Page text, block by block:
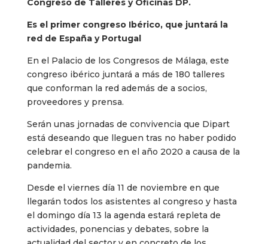
Congreso de Talleres y Oficinas DP.
Es el primer congreso Ibérico, que juntará la
red de España y Portugal
En el Palacio de los Congresos de Málaga, este
congreso ibérico juntará a más de 180 talleres
que conforman la red además de a socios,
proveedores y prensa.
Serán unas jornadas de convivencia que Dipart
está deseando que lleguen tras no haber podido
celebrar el congreso en el año 2020 a causa de la
pandemia.
Desde el viernes día 11 de noviembre en que
llegarán todos los asistentes al congreso y hasta
el domingo día 13 la agenda estará repleta de
actividades, ponencias y debates, sobre la